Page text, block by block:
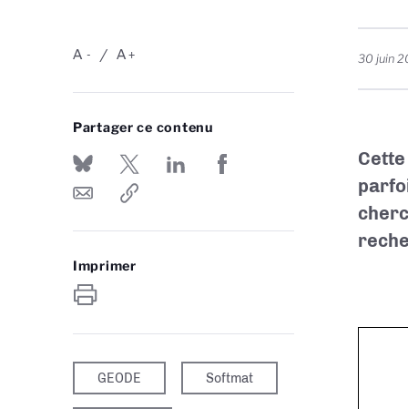
-
A +
A
Partager ce contenu
Imprimer
GEODE Softmat
30 juin